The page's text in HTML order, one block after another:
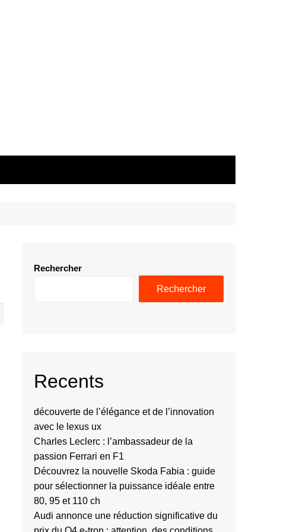
Rechercher
Rechercher
Recents
découverte de l’élégance et de l’innovation
avec le lexus ux
Charles Leclerc : l’ambassadeur de la
passion Ferrari en F1
Découvrez la nouvelle Skoda Fabia : guide
pour sélectionner la puissance idéale entre
80, 95 et 110 ch
Audi annonce une réduction significative du